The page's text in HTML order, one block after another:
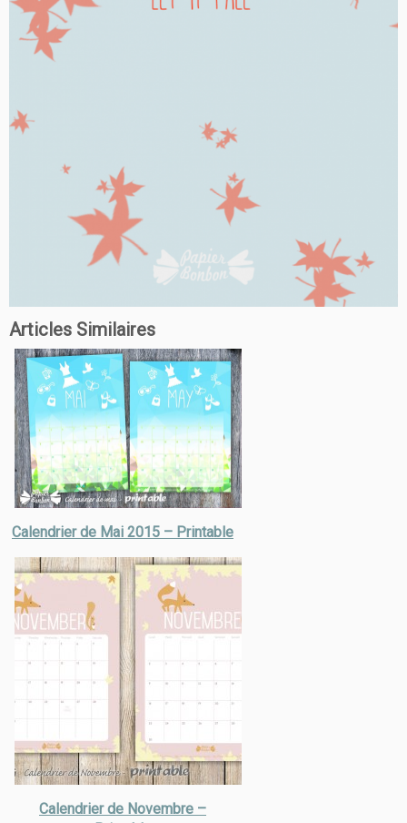
Articles Similaires
Calendrier de Mai 2015 – Printable
Calendrier de Novembre –